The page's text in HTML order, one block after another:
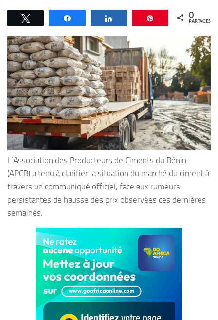
Épingle 0
PARTAGES
L’Association des Producteurs de Ciments du Bénin
(APCB) a tenu à clarifier la situation du marché du ciment à
travers un communiqué officiel, face aux rumeurs
persistantes de hausse des prix observées ces dernières
semaines.